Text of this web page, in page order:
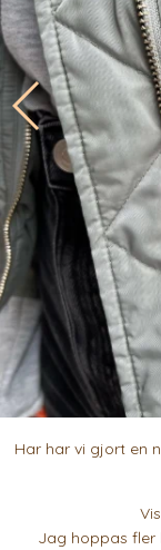
Har har vi gjort en
Jag hoppas fler